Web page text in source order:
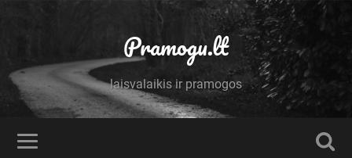
Pramogu.lt
laisvalaikis ir pramogos